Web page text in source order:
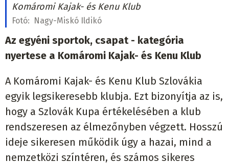
Komáromi Kajak- és Kenu Klub
Fotó: Nagy-Miskó Ildikó
Az egyéni sportok, csapat - kategória
nyertese a Komáromi Kajak- és Kenu Klub
A Komáromi Kajak- és Kenu Klub Szlovákia
egyik legsikeresebb klubja. Ezt bizonyítja az is,
hogy a Szlovák Kupa értékelésében a klub
rendszeresen az élmezőnyben végzett. Hosszú
ideje sikeresen működik úgy a hazai, mind a
nemzetközi színtéren, és számos sikeres